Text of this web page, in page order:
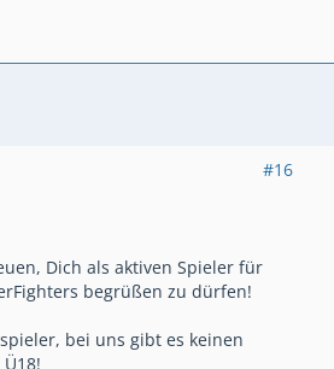
#16
Dich als aktiven Spieler für
begrüßen zu dürfen!
bei uns gibt es keinen